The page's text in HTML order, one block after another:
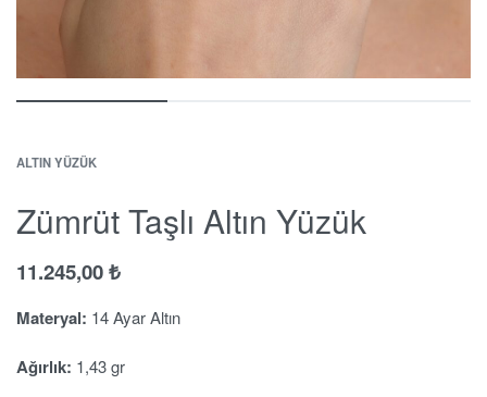
ALTIN YÜZÜK
Zümrüt Taşlı Altın Yüzük
11.245,00₺
Materyal: 14 Ayar Altın
Ağırlık: 1,43 gr